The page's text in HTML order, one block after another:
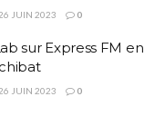
JUIN 2023 0
sur Express FM en
JUIN 2023 0